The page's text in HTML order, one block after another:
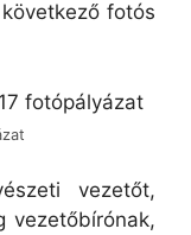
fotós
vezetőt,
vezetőbírónak,